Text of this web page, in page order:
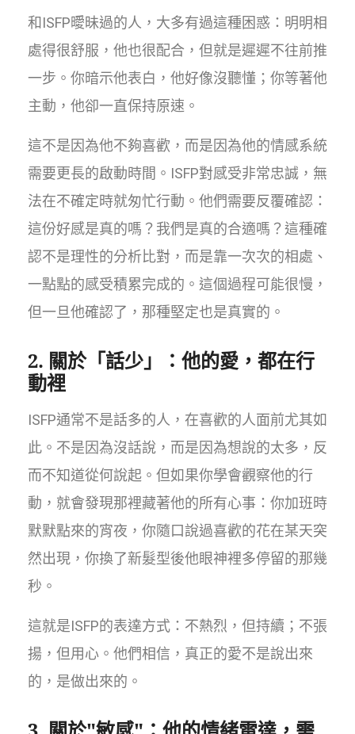
和ISFP曖昧過的人，大多有過這種困惑：明明相
處得很舒服，他也很配合，但就是遲遲不往前推
一步。你暗示他表白，他好像沒聽懂；你等著他
主動，他卻一直保持原速。
這不是因為他不夠喜歡，而是因為他的情感系統
需要更長的啟動時間。ISFP對感受非常忠誠，無
法在不確定時就匆忙行動。他們需要反覆確認：
這份好感是真的嗎？我們是真的合適嗎？這種確
認不是理性的分析比對，而是靠一次次的相處、
一點點的感受積累完成的。這個過程可能很慢，
但一旦他確認了，那種堅定也是真實的。
2. 關於「話少」：他的愛，都在行
動裡
ISFP通常不是話多的人，在喜歡的人面前尤其如
此。不是因為沒話說，而是因為想說的太多，反
而不知道從何說起。但如果你學會觀察他的行
動，就會發現那裡藏著他的所有心事：你加班時
默默點來的宵夜，你隨口說過喜歡的花在某天突
然出現，你換了新髮型後他眼神裡多停留的那幾
秒。
這就是ISFP的表達方式：不熱烈，但持續；不張
揚，但用心。他們相信，真正的愛不是說出來
的，是做出來的。